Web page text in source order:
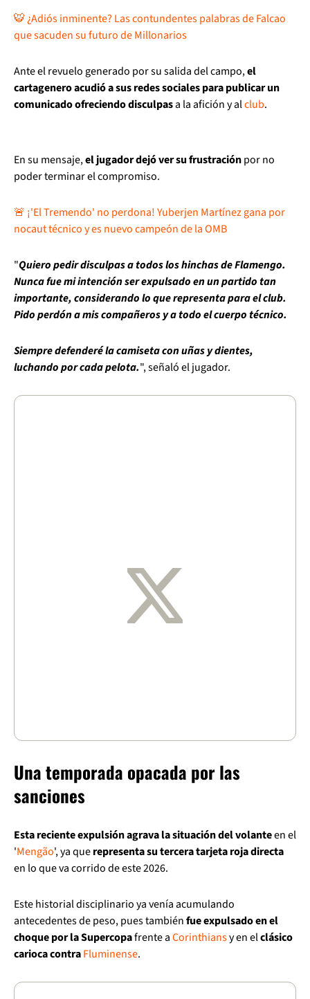
🐯 ¿Adiós inminente? Las contundentes palabras de Falcao
que sacuden su futuro de Millonarios
Ante el revuelo generado por su salida del campo,el
cartagenero acudió a sus redes sociales para publicar un
comunicado ofreciendo disculpasa la afición y alclub.
En su mensaje,el jugador dejó ver su frustraciónpor no
poder terminar el compromiso.
🚨 ¡'El Tremendo' no perdona! Yuberjen Martínez gana por
nocaut técnico y es nuevo campeón de la OMB
"Quiero pedir disculpas a todos los hinchas de Flamengo.
Nunca fue mi intención ser expulsado en un partido tan
importante, considerando lo que representa para el club.
Pido perdón a mis compañeros y a todo el cuerpo técnico.
Siempre defenderé la camiseta con uñas y dientes,
luchando por cada pelota.", señaló el jugador.
Una temporada opacada por las
sanciones
Esta reciente expulsión agrava la situación del volanteen el
'Mengão', ya querepresenta su tercera tarjeta roja directa
en lo que va corrido de este 2026.
Este historial disciplinario ya venía acumulando
antecedentes de peso, pues tambiénfue expulsado en el
choque por la Supercopafrente aCorinthiansy en elclásico
carioca contraFluminense.